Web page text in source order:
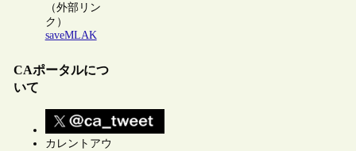
（外部リン
ク）
saveMLAK
CAポータルにつ
いて
カレントアウ